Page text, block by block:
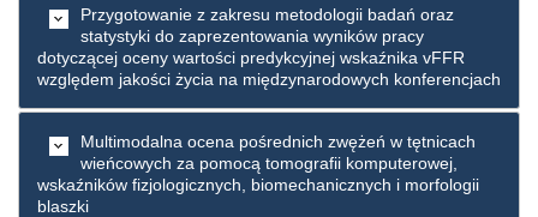
Przygotowanie z zakresu metodologii badań oraz
statystyki do zaprezentowania wyników pracy
dotyczącej oceny wartości predykcyjnej wskaźnika vFFR
względem jakości życia na międzynarodowych konferencjach
Multimodalna ocena pośrednich zwężeń w tętnicach
wieńcowych za pomocą tomografii komputerowej,
wskaźników fizjologicznych, biomechanicznych i morfologii
blaszki